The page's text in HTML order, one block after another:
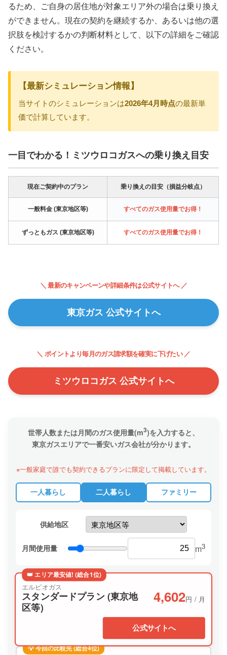
るため、ご自身の居住地が対象エリア外の場合は乗り換え
ができません。現在の契約を継続するか、あるいは他の選
択肢を検討するかの判断材料として、以下の詳細をご確認
ください。
【最新シミュレーション情報】
当サイトのシミュレーションは2026年4月時点の最新単
価で計算しています。
一目でわかる！ミツウロコガスへの乗り換え目安
現在ご契約中のプラン 乗り換えの目安（損益分岐点）
一般料金 (東京地区等) すべてのガス使用量でお得！
ずっともガス (東京地区等) すべてのガス使用量でお得！
＼ 最新のキャンペーンや詳細条件は公式サイトへ ／
東京ガス 公式サイトへ
＼ ポイントより毎月のガス請求額を確実に下げたい ／
ミツウロコガス 公式サイトへ
世帯人数または月間のガス使用量(m3)を入力すると、
東京ガスエリアで一番安いガス会社が分かります。
※一般家庭で誰でも契約できるプランに限定して掲載しています。
一人暮らし 二人暮らし ファミリー
供給地区
月間使用量 m3
👑 エリア最安値! (総合1位)
エルピオガス
スタンダードプラン (東京地
区等)
4,602円 / 月
公式サイトへ
💡 今回の比較先 (総合4位)